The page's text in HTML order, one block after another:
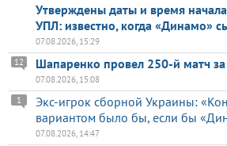
Утверждены даты и время
УПЛ: известно, когда «Динамо»
07.08.2026, 15:29
Шапаренко провел 250-й матч
12
07.08.2026, 15:08
Экс-игрок сборной Украины:
вариантом было бы, если бы
1
07.08.2026, 14:47